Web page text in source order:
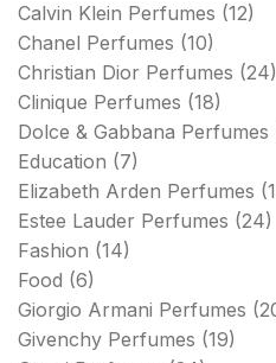
Calvin Klein Perfumes (12)
Chanel Perfumes (10)
Christian Dior Perfumes (24)
Clinique Perfumes (18)
Dolce & Gabbana Perfumes
Education (7)
Elizabeth Arden Perfumes
Estee Lauder Perfumes (24)
Fashion (14)
Food (6)
Giorgio Armani Perfumes
Givenchy Perfumes (19)